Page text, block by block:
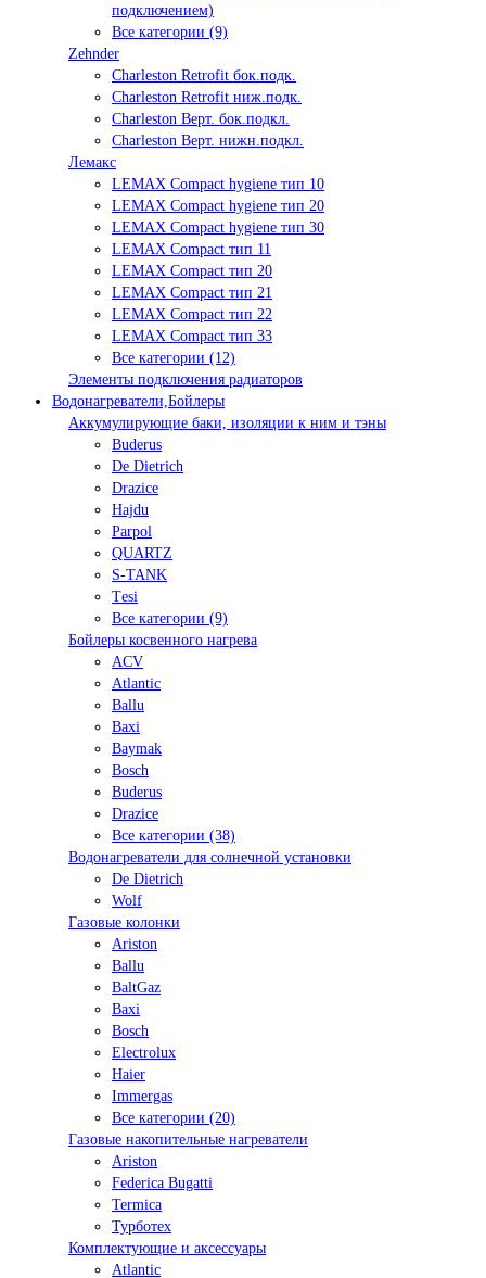
подключением)
Все категории (9)
Zehnder
Charleston Retrofit бок.подк.
Charleston Retrofit ниж.подк.
Charleston Верт. бок.подкл.
Charleston Верт. нижн.подкл.
Лемакс
LEMAX Compact hygiene тип 10
LEMAX Compact hygiene тип 20
LEMAX Compact hygiene тип 30
LEMAX Compact тип 11
LEMAX Compact тип 20
LEMAX Compact тип 21
LEMAX Compact тип 22
LEMAX Compact тип 33
Все категории (12)
Элементы подключения радиаторов
Водонагреватели,Бойлеры
Аккумулирующие баки, изоляции к ним и тэны
Buderus
De Dietrich
Drazice
Hajdu
Parpol
QUARTZ
S-TANK
Tеsi
Все категории (9)
Бойлеры косвенного нагрева
ACV
Atlantic
Ballu
Baxi
Baymak
Bosch
Buderus
Drazice
Все категории (38)
Водонагреватели для солнечной установки
De Dietrich
Wolf
Газовые колонки
Ariston
Ballu
BaltGaz
Baxi
Bosсh
Electrolux
Haier
Immergas
Все категории (20)
Газовые накопительные нагреватели
Ariston
Federica Bugatti
Termica
Турботех
Комплектующие и аксессуары
Atlantic